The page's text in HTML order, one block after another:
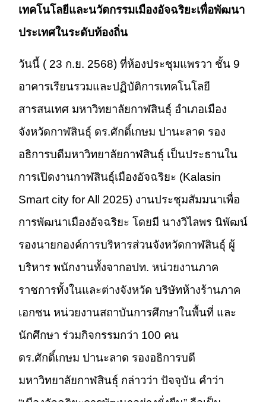
เทคโนโลยีและนวัตกรรมเมืองอัจฉริยะเพื่อพัฒนา
ประเทศในระดับท้องถิ่น
วันนี้ ( 23 ก.ย. 2568) ที่ห้องประชุมแพรวา ชั้น 9
อาคารเรียนรวมและปฏิบัติการเทคโนโลยี
สารสนเทศ มหาวิทยาลัยกาฬสินธุ์ อำเภอเมือง
จังหวัดกาฬสินธุ์ ดร.ศักดิ์เกษม ปานะลาด รอง
อธิการบดีมหาวิทยาลัยกาฬสินธุ์ เป็นประธานใน
การเปิดงานกาฬสินธุ์เมืองอัจฉริยะ (Kalasin
Smart city for All 2025) งานประชุมสัมมนาเพื่อ
การพัฒนาเมืองอัจฉริยะ โดยมี นางวิไลพร นิพัฒน์
รองนายกองค์การบริหารส่วนจังหวัดกาฬสินธุ์ ผู้
บริหาร พนักงานทั้งจากอปท. หน่วยงานภาค
ราชการทั้งในและต่างจังหวัด บริษัทห้างร้านภาค
เอกชน หน่วยงานสถาบันการศึกษาในพื้นที่ และ
นักศึกษา ร่วมกิจกรรมกว่า 100 คน
ดร.ศักดิ์เกษม ปานะลาด รองอธิการบดี
มหาวิทยาลัยกาฬสินธุ์ กล่าวว่า ปัจจุบัน คำว่า